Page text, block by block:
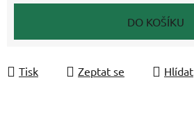
DO KOŠÍKU
Tisk Zeptat se Hlídat